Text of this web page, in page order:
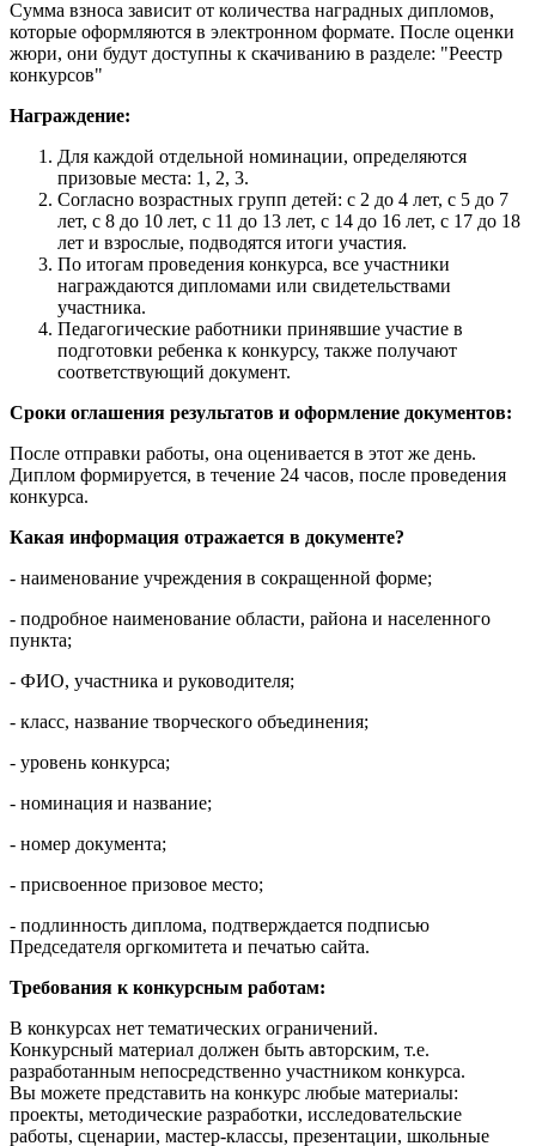
Сумма взноса зависит от количества наградных дипломов,
которые оформляются в электронном формате. После оценки
жюри, они будут доступны к скачиванию в разделе: "Реестр
конкурсов"
Награждение:
Для каждой отдельной номинации, определяются
призовые места: 1, 2, 3.
Согласно возрастных групп детей: с 2 до 4 лет, с 5 до 7
лет, с 8 до 10 лет, с 11 до 13 лет, с 14 до 16 лет, с 17 до 18
лет и взрослые, подводятся итоги участия.
По итогам проведения конкурса, все участники
награждаются дипломами или свидетельствами
участника.
Педагогические работники принявшие участие в
подготовки ребенка к конкурсу, также получают
соответствующий документ.
Сроки оглашения результатов и оформление документов:
После отправки работы, она оценивается в этот же день.
Диплом формируется, в течение 24 часов, после проведения
конкурса.
Какая информация отражается в документе?
- наименование учреждения в сокращенной форме;
- подробное наименование области, района и населенного
пункта;
- ФИО, участника и руководителя;
- класс, название творческого объединения;
- уровень конкурса;
- номинация и название;
- номер документа;
- присвоенное призовое место;
- подлинность диплома, подтверждается подписью
Председателя оргкомитета и печатью сайта.
Требования к конкурсным работам:
В конкурсах нет тематических ограничений.
Конкурсный материал должен быть авторским, т.е.
разработанным непосредственно участником конкурса.
Вы можете представить на конкурс любые материалы:
проекты, методические разработки, исследовательские
работы, сценарии, мастер-классы, презентации, школьные